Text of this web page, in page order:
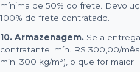
mínima de 50% do frete.
100% do frete contratado.
10. Armazenagem. Se a
contratante: mín. R$ 300,00/
mín. 300 kg/m³), o que for maior.